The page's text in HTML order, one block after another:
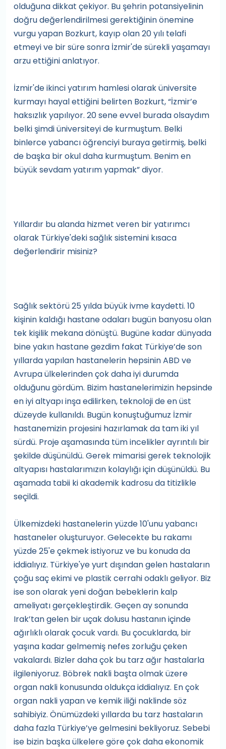
olduğuna dikkat çekiyor. Bu şehrin potansiyelinin
doğru değerlendirilmesi gerektiğinin önemine
vurgu yapan Bozkurt, kayıp olan 20 yılı telafi
etmeyi ve bir süre sonra İzmir'de sürekli yaşamayı
arzu ettiğini anlatıyor.
İzmir'de ikinci yatırım hamlesi olarak üniversite
kurmayı hayal ettiğini belirten Bozkurt, “İzmir’e
haksızlık yapılıyor. 20 sene evvel burada olsaydım
belki şimdi üniversiteyi de kurmuştum. Belki
binlerce yabancı öğrenciyi buraya getirmiş, belki
de başka bir okul daha kurmuştum. Benim en
büyük sevdam yatırım yapmak” diyor.
Yıllardır bu alanda hizmet veren bir yatırımcı
olarak Türkiye'deki sağlık sistemini kısaca
değerlendirir misiniz?
Sağlık sektörü 25 yılda büyük ivme kaydetti. 10
kişinin kaldığı hastane odaları bugün banyosu olan
tek kişilik mekana dönüştü. Bugüne kadar dünyada
bine yakın hastane gezdim fakat Türkiye’de son
yıllarda yapılan hastanelerin hepsinin ABD ve
Avrupa ülkelerinden çok daha iyi durumda
olduğunu gördüm. Bizim hastanelerimizin hepsinde
en iyi altyapı inşa edilirken, teknoloji de en üst
düzeyde kullanıldı. Bugün konuştuğumuz İzmir
hastanemizin projesini hazırlamak da tam iki yıl
sürdü. Proje aşamasında tüm incelikler ayrıntılı bir
şekilde düşünüldü. Gerek mimarisi gerek teknolojik
altyapısı hastalarımızın kolaylığı için düşünüldü. Bu
aşamada tabii ki akademik kadrosu da titizlikle
seçildi.
Ülkemizdeki hastanelerin yüzde 10'unu yabancı
hastaneler oluşturuyor. Gelecekte bu rakamı
yüzde 25'e çekmek istiyoruz ve bu konuda da
iddialıyız. Türkiye'ye yurt dışından gelen hastaların
çoğu saç ekimi ve plastik cerrahi odaklı geliyor. Biz
ise son olarak yeni doğan bebeklerin kalp
ameliyatı gerçekleştirdik. Geçen ay sonunda
Irak’tan gelen bir uçak dolusu hastanın içinde
ağırlıklı olarak çocuk vardı. Bu çocuklarda, bir
yaşına kadar gelmemiş nefes zorluğu çeken
vakalardı. Bizler daha çok bu tarz ağır hastalarla
ilgileniyoruz. Böbrek nakli başta olmak üzere
organ nakli konusunda oldukça iddialıyız. En çok
organ nakli yapan ve kemik iliği naklinde söz
sahibiyiz. Önümüzdeki yıllarda bu tarz hastaların
daha fazla Türkiye’ye gelmesini bekliyoruz. Sebebi
ise bizin başka ülkelere göre çok daha ekonomik